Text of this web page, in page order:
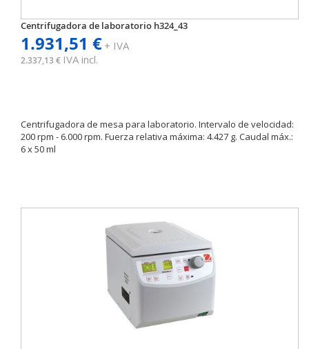
Centrifugadora de laboratorio h324_43
1.931,51 €+ IVA
2.337,13 € IVA incl.
Centrifugadora de mesa para laboratorio. Intervalo de velocidad:
200 rpm - 6.000 rpm. Fuerza relativa máxima: 4.427 g. Caudal máx.:
6 x 50 ml